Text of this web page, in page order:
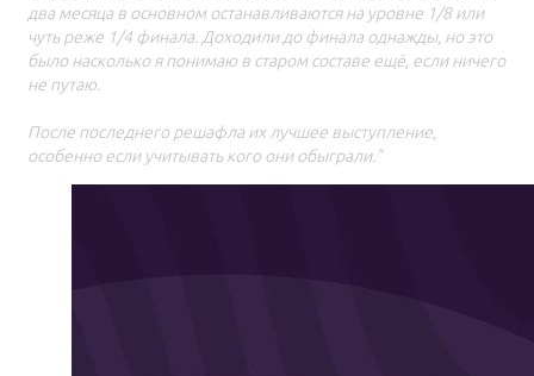
два месяца в основном останавливаются на уровне 1/8 или
чуть реже 1/4 финала. Доходили до финала однажды, но это
было насколько я понимаю в старом составе ещё, если ничего
не путаю.
После последнего решафла их лучшее выступление,
особенно если учитывать кого они обыграли."